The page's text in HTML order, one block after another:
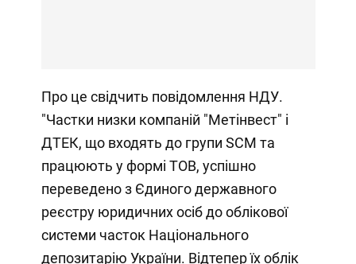
Про це свідчить повідомлення НДУ.
"Частки низки компаній "Метінвест" і
ДТЕК, що входять до групи SCM та
працюють у формі ТОВ, успішно
переведено з Єдиного державного
реєстру юридичних осіб до облікової
системи часток Національного
депозитарію України. Відтепер їх облік